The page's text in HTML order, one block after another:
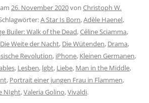
26. November 2020von Christoph W.
A Star Is Born,Adèle Haenel,
Builer: Walk of the Dead,Céline Sciamma,
Die Weite der Nacht, Die Wütenden, Drama,
Revolution, iPhone, Kleinen Germanen,
, Lesben, lgbt, Liebe, Man in the Middle,
, Portrait einer jungen Frau in Flammen,
NIght,Valeria Golino,Vivaldi.